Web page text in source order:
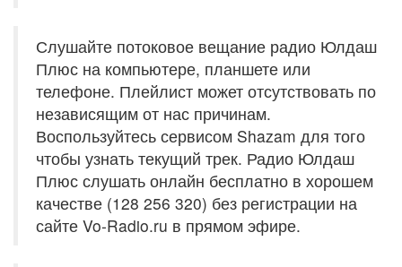
Слушайте потоковое вещание радио Юлдаш
Плюс на компьютере, планшете или
телефоне. Плейлист может отсутствовать по
независящим от нас причинам.
Воспользуйтесь сервисом Shazam для того
чтобы узнать текущий трек. Радио Юлдаш
Плюс слушать онлайн бесплатно в хорошем
качестве (128 256 320) без регистрации на
сайте Vo-Radio.ru в прямом эфире.